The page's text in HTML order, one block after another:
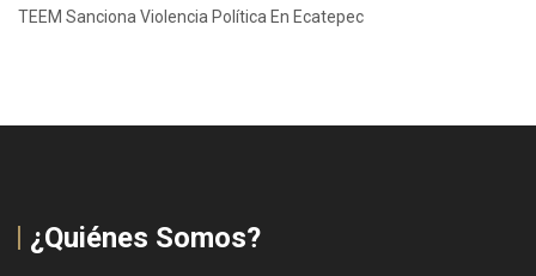
TEEM Sanciona Violencia Política En Ecatepec
¿Quiénes Somos?